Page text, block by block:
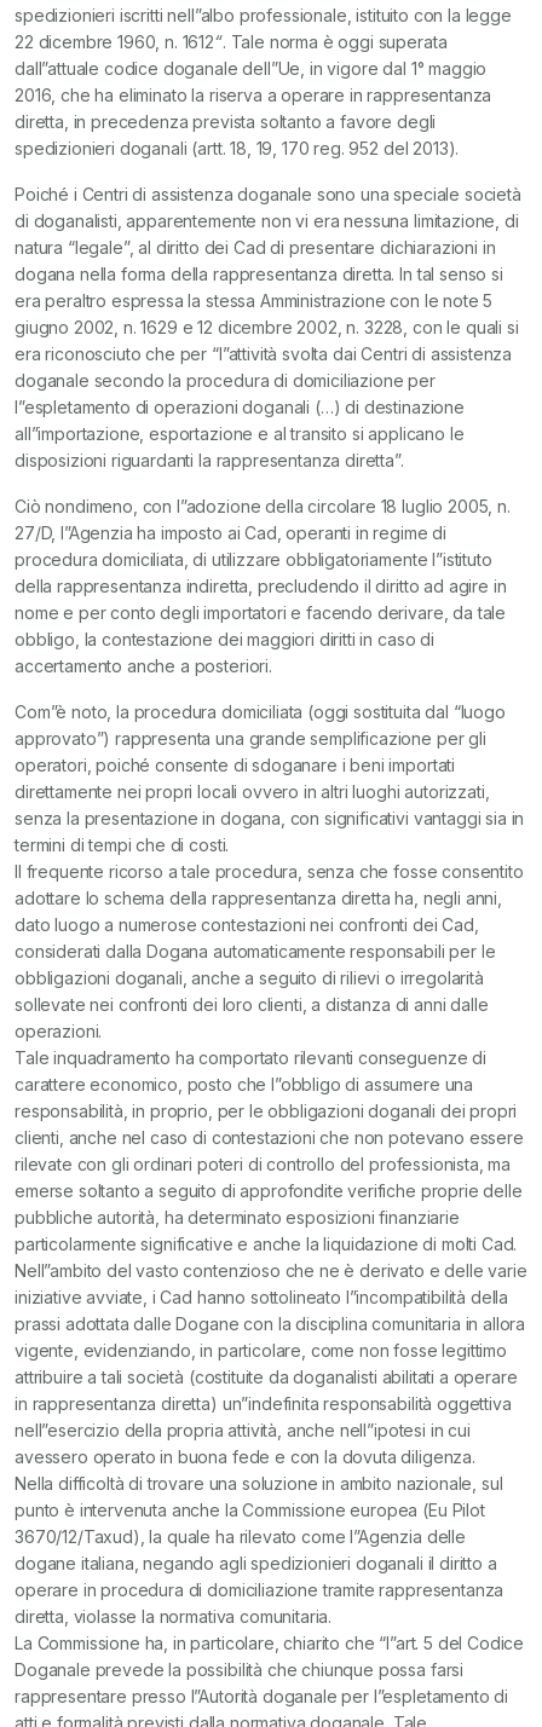
spedizionieri iscritti nell”albo professionale, istituito con la legge
22 dicembre 1960, n. 1612“. Tale norma è oggi superata
dall”attuale codice doganale dell”Ue, in vigore dal 1° maggio
2016, che ha eliminato la riserva a operare in rappresentanza
diretta, in precedenza prevista soltanto a favore degli
spedizionieri doganali (artt. 18, 19, 170 reg. 952 del 2013).
Poiché i Centri di assistenza doganale sono una speciale società
di doganalisti, apparentemente non vi era nessuna limitazione, di
natura “legale”, al diritto dei Cad di presentare dichiarazioni in
dogana nella forma della rappresentanza diretta. In tal senso si
era peraltro espressa la stessa Amministrazione con le note 5
giugno 2002, n. 1629 e 12 dicembre 2002, n. 3228, con le quali si
era riconosciuto che per “l”attività svolta dai Centri di assistenza
doganale secondo la procedura di domiciliazione per
l”espletamento di operazioni doganali (…) di destinazione
all”importazione, esportazione e al transito si applicano le
disposizioni riguardanti la rappresentanza diretta”.
Ciò nondimeno, con l”adozione della circolare 18 luglio 2005, n.
27/D, l”Agenzia ha imposto ai Cad, operanti in regime di
procedura domiciliata, di utilizzare obbligatoriamente l”istituto
della rappresentanza indiretta, precludendo il diritto ad agire in
nome e per conto degli importatori e facendo derivare, da tale
obbligo, la contestazione dei maggiori diritti in caso di
accertamento anche a posteriori.
Com”è noto, la procedura domiciliata (oggi sostituita dal “luogo
approvato”) rappresenta una grande semplificazione per gli
operatori, poiché consente di sdoganare i beni importati
direttamente nei propri locali ovvero in altri luoghi autorizzati,
senza la presentazione in dogana, con significativi vantaggi sia in
termini di tempi che di costi.
Il frequente ricorso a tale procedura, senza che fosse consentito
adottare lo schema della rappresentanza diretta ha, negli anni,
dato luogo a numerose contestazioni nei confronti dei Cad,
considerati dalla Dogana automaticamente responsabili per le
obbligazioni doganali, anche a seguito di rilievi o irregolarità
sollevate nei confronti dei loro clienti, a distanza di anni dalle
operazioni.
Tale inquadramento ha comportato rilevanti conseguenze di
carattere economico, posto che l”obbligo di assumere una
responsabilità, in proprio, per le obbligazioni doganali dei propri
clienti, anche nel caso di contestazioni che non potevano essere
rilevate con gli ordinari poteri di controllo del professionista, ma
emerse soltanto a seguito di approfondite verifiche proprie delle
pubbliche autorità, ha determinato esposizioni finanziarie
particolarmente significative e anche la liquidazione di molti Cad.
Nell”ambito del vasto contenzioso che ne è derivato e delle varie
iniziative avviate, i Cad hanno sottolineato l”incompatibilità della
prassi adottata dalle Dogane con la disciplina comunitaria in allora
vigente, evidenziando, in particolare, come non fosse legittimo
attribuire a tali società (costituite da doganalisti abilitati a operare
in rappresentanza diretta) un”indefinita responsabilità oggettiva
nell”esercizio della propria attività, anche nell”ipotesi in cui
avessero operato in buona fede e con la dovuta diligenza.
Nella difficoltà di trovare una soluzione in ambito nazionale, sul
punto è intervenuta anche la Commissione europea (Eu Pilot
3670/12/Taxud), la quale ha rilevato come l”Agenzia delle
dogane italiana, negando agli spedizionieri doganali il diritto a
operare in procedura di domiciliazione tramite rappresentanza
diretta, violasse la normativa comunitaria.
La Commissione ha, in particolare, chiarito che “l”art. 5 del Codice
Doganale prevede la possibilità che chiunque possa farsi
rappresentare presso l”Autorità doganale per l”espletamento di
atti e formalità previsti dalla normativa doganale. Tale